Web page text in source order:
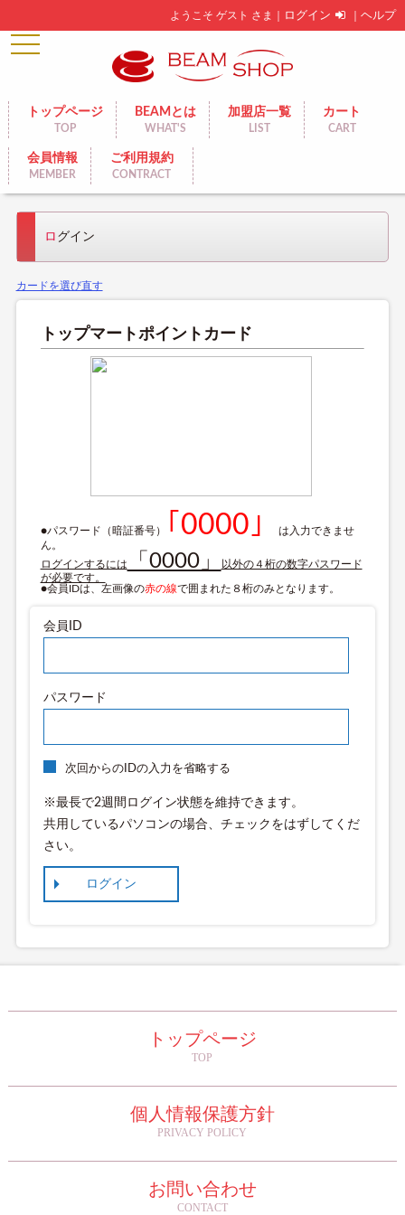
toggle
navigation
トップページ
TOP
BEAMとは
WHAT'S
加盟店一覧
LIST
カート
CART
会員情報
MEMBER
ご利用規約
CONTRACT
ようこそ ゲスト さま｜ ログイン ヘルプ
ログイン
カードを選び直す
トップマートポイントカード
●パスワード（暗証番号） ｢0000」
は入力できませ
ん。
ログインするには
「0000」
以外の４桁の数字パスワード
が必要です。
●会員IDは、左画像の赤の線で囲まれた８桁のみとなります。
会員ID
パスワード
次回からのIDの入力を省略する
※最長で2週間ログイン状態を維持できます。
共用しているパソコンの場合、チェックをはずしてくだ
さい。
トップページ
TOP
個人情報保護方針
PRIVACY POLICY
お問い合わせ
CONTACT